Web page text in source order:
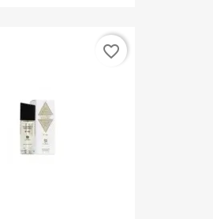
favorite_border